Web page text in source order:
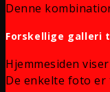
Denne
Forskellige galleri
Hjemmesiden
De enkelte foto